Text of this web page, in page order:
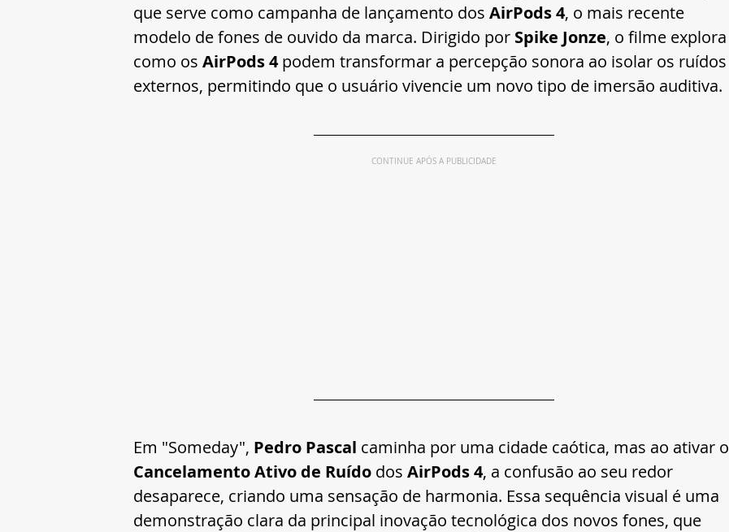
que serve como campanha de lançamento dos AirPods 4, o mais recente
modelo de fones de ouvido da marca. Dirigido por Spike Jonze, o filme explora
como os AirPods 4 podem transformar a percepção sonora ao isolar os ruídos
externos, permitindo que o usuário vivencie um novo tipo de imersão auditiva.
CONTINUE APÓS A PUBLICIDADE
Em "Someday", Pedro Pascal caminha por uma cidade caótica, mas ao ativar o
Cancelamento Ativo de Ruído dos AirPods 4, a confusão ao seu redor
desaparece, criando uma sensação de harmonia. Essa sequência visual é uma
demonstração clara da principal inovação tecnológica dos novos fones, que